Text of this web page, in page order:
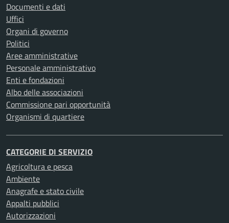
Documenti e dati
Uffici
Organi di governo
Politici
Aree amministrative
Personale amministrativo
Enti e fondazioni
Albo delle associazioni
Commissione pari opportunità
Organismi di quartiere
CATEGORIE DI SERVIZIO
Agricoltura e pesca
Ambiente
Anagrafe e stato civile
Appalti pubblici
Autorizzazioni